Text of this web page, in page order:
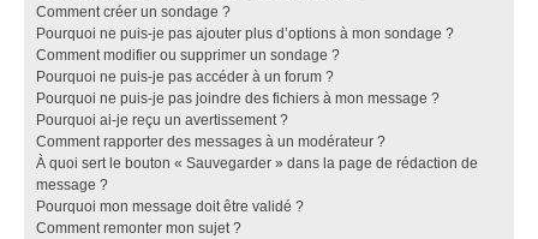
Comment créer un sondage ?
Pourquoi ne puis-je pas ajouter plus d’options à mon sondage ?
Comment modifier ou supprimer un sondage ?
Pourquoi ne puis-je pas accéder à un forum ?
Pourquoi ne puis-je pas joindre des fichiers à mon message ?
Pourquoi ai-je reçu un avertissement ?
Comment rapporter des messages à un modérateur ?
À quoi sert le bouton « Sauvegarder » dans la page de rédaction de
message ?
Pourquoi mon message doit être validé ?
Comment remonter mon sujet ?